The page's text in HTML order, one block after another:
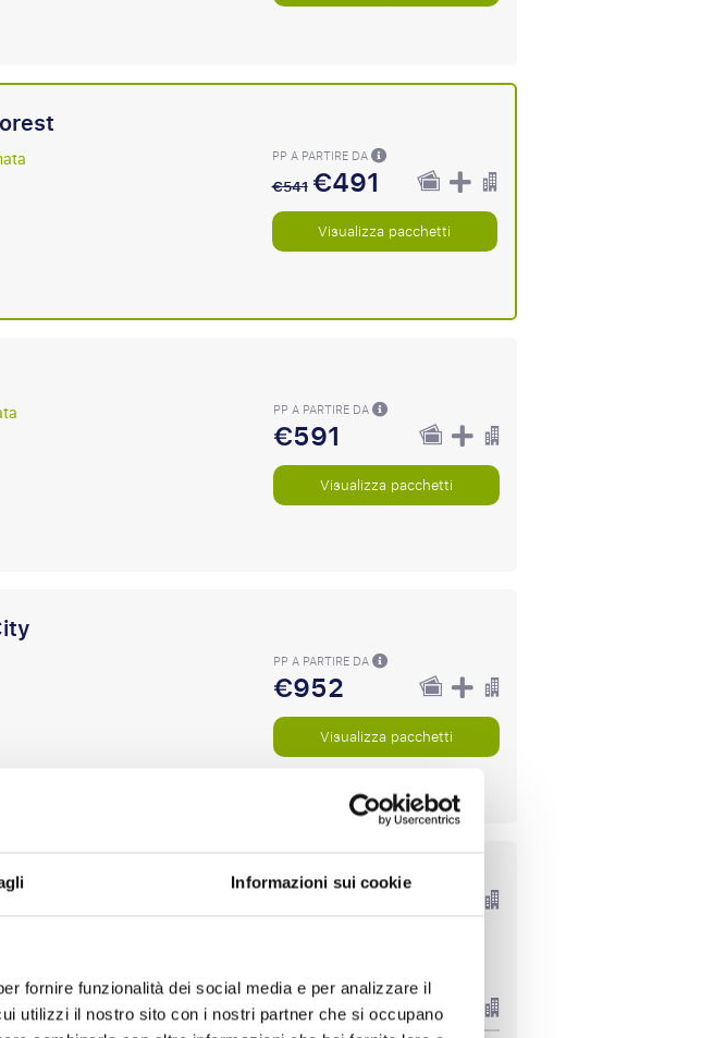
Informazioni sui cookie
fornire funzionalità dei social media e per analizzare il
utilizzi il nostro sito con i nostri partner che si occupano
PP A PARTIRE DA
€541 €491
Visualizza pacchetti
PP A PARTIRE DA
€591
Visualizza pacchetti
PP A PARTIRE DA
€952
Visualizza pacchetti
PP A PARTIRE DA
€739